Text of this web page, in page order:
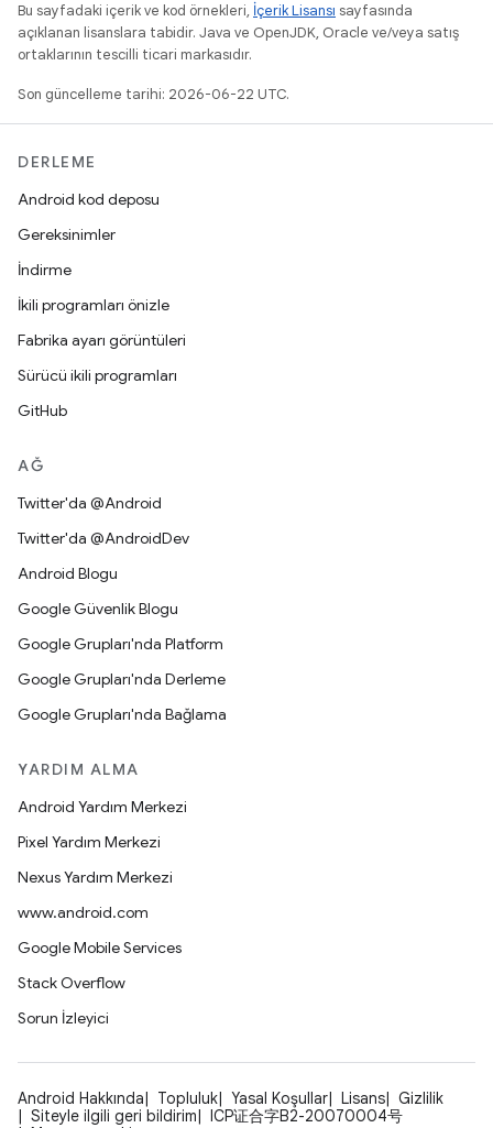
Bu sayfadaki içerik ve kod örnekleri, İçerik Lisansı sayfasında
açıklanan lisanslara tabidir. Java ve OpenJDK, Oracle ve/veya satış
ortaklarının tescilli ticari markasıdır.
Son güncelleme tarihi: 2026-06-22 UTC.
DERLEME
Android kod deposu
Gereksinimler
İndirme
İkili programları önizle
Fabrika ayarı görüntüleri
Sürücü ikili programları
GitHub
AĞ
Twitter'da @Android
Twitter'da @AndroidDev
Android Blogu
Google Güvenlik Blogu
Google Grupları'nda Platform
Google Grupları'nda Derleme
Google Grupları'nda Bağlama
YARDIM ALMA
Android Yardım Merkezi
Pixel Yardım Merkezi
Nexus Yardım Merkezi
www.android.com
Google Mobile Services
Stack Overflow
Sorun İzleyici
Android Hakkında Topluluk Yasal Koşullar Lisans
Gizlilik
Siteyle ilgili geri bildirim
ICP证合字B2-20070004号